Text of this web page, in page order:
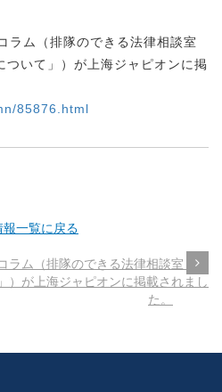
ラム（排隊のできる法律相談室
ついて」）が上海ジャピオンに掲
85876.html
報一覧に戻る
ム（排隊のできる法律相談室～第
）が上海ジャピオンに掲載されまし
た。